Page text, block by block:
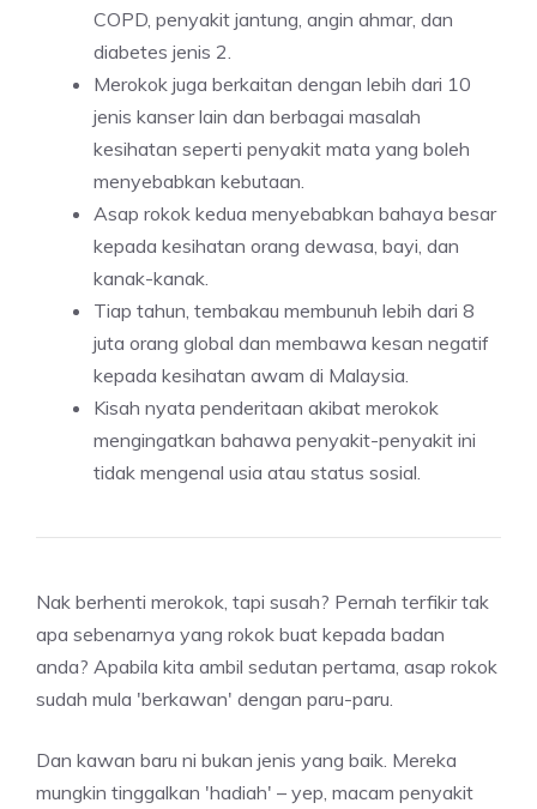
COPD, penyakit jantung, angin ahmar, dan
diabetes jenis 2.
Merokok juga berkaitan dengan lebih dari 10
jenis kanser lain dan berbagai masalah
kesihatan seperti penyakit mata yang boleh
menyebabkan kebutaan.
Asap rokok kedua menyebabkan bahaya besar
kepada kesihatan orang dewasa, bayi, dan
kanak-kanak.
Tiap tahun, tembakau membunuh lebih dari 8
juta orang global dan membawa kesan negatif
kepada kesihatan awam di Malaysia.
Kisah nyata penderitaan akibat merokok
mengingatkan bahawa penyakit-penyakit ini
tidak mengenal usia atau status sosial.
Nak berhenti merokok, tapi susah? Pernah terfikir tak
apa sebenarnya yang rokok buat kepada badan
anda? Apabila kita ambil sedutan pertama, asap rokok
sudah mula 'berkawan' dengan paru-paru.
Dan kawan baru ni bukan jenis yang baik. Mereka
mungkin tinggalkan 'hadiah' – yep, macam penyakit